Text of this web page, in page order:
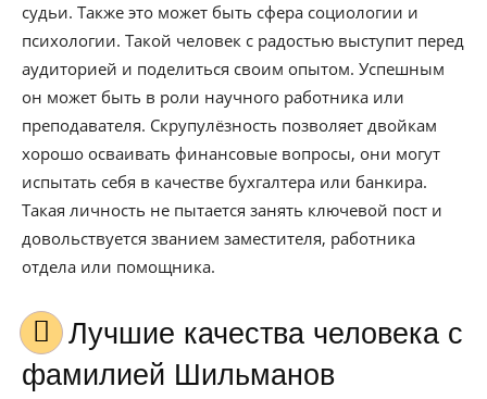
судьи. Также это может быть сфера социологии и
психологии. Такой человек с радостью выступит перед
аудиторией и поделиться своим опытом. Успешным
он может быть в роли научного работника или
преподавателя. Скрупулёзность позволяет двойкам
хорошо осваивать финансовые вопросы, они могут
испытать себя в качестве бухгалтера или банкира.
Такая личность не пытается занять ключевой пост и
довольствуется званием заместителя, работника
отдела или помощника.
Лучшие качества человека с
фамилией Шильманов